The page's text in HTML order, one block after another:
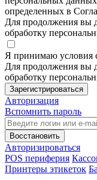
определенных в
Для продолжения вы
обработку
Я принимаю условия
Для продолжения вы
обработку
Зарегистрироваться
Авторизация
Вспомнить пароль
Восстановить
Авторизироваться
POS периферия
Принтеры этикеток